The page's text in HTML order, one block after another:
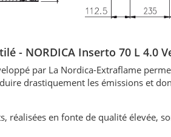
- NORDICA Inserto 70 L 4.0
par La Nordica-Extraflame
drastiquement les émissions et
réalisées en fonte de qualité élevée,